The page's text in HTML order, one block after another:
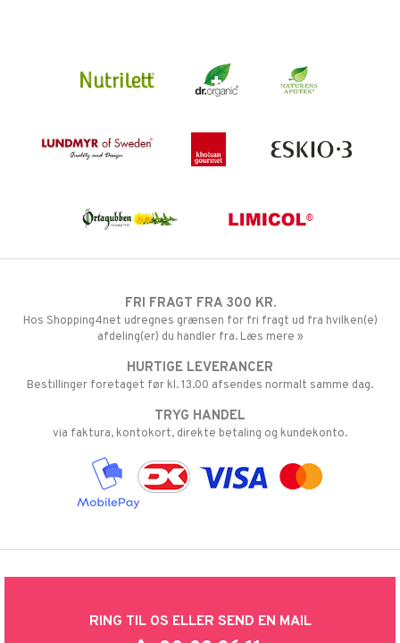
FRI FRAGT FRA 300 KR.
Hos Shopping4net udregnes grænsen for fri fragt ud fra hvilken(e)
afdeling(er) du handler fra. Læs mere »
HURTIGE LEVERANCER
Bestillinger foretaget før kl. 13.00 afsendes normalt samme dag.
TRYG HANDEL
via faktura, kontokort, direkte betaling og kundekonto.
RING TIL OS ELLER SEND EN MAIL